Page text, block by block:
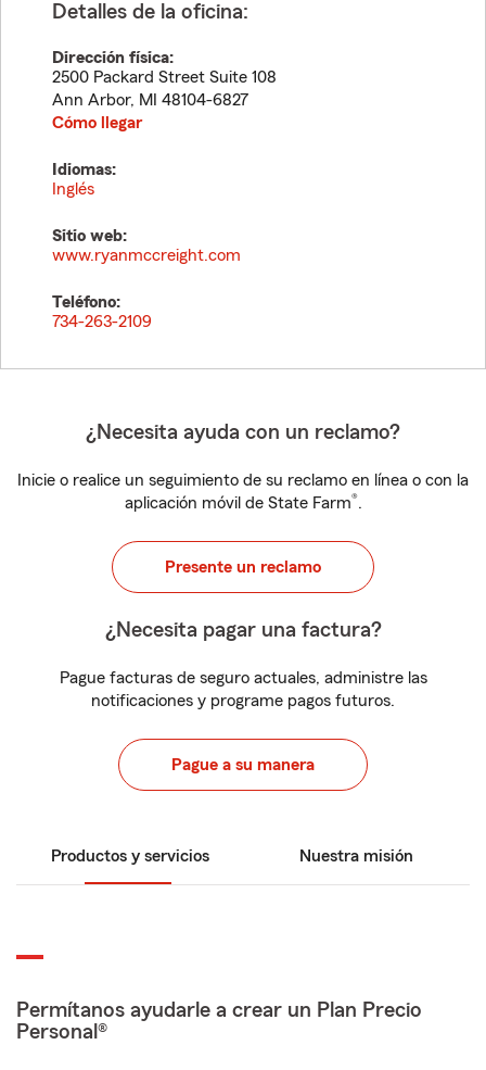
Detalles de la oficina:
Dirección física:
2500 Packard Street Suite 108
Ann Arbor, MI
48104-6827
Cómo llegar
Idiomas:
Inglés
Sitio web:
www.ryanmccreight.com
Teléfono:
734-263-2109
¿Necesita ayuda con un reclamo?
Inicie o realice un seguimiento de su reclamo en línea o con la
aplicación móvil de State Farm®.
Presente un reclamo
¿Necesita pagar una factura?
Pague facturas de seguro actuales, administre las
notificaciones y programe pagos futuros.
Pague a su manera
Productos y servicios Nuestra misión
Permítanos ayudarle a crear un Plan Precio
Personal®